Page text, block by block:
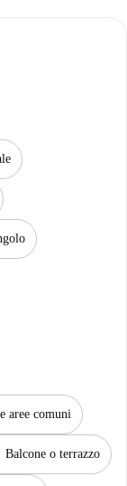
aree comuni
Balcone o terrazzo